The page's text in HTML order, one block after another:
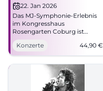
22. Jan 2026
Das MJ-Symphonie-Erlebnis
im Kongresshaus
Rosengarten Coburg ist
abgesagt. Geplante Highlights
mit Orchester, Chor und
Tänzern. 22.01.2026, 19:30,
Erstattung an VVK-Stelle.
Konzerte 44,90 €